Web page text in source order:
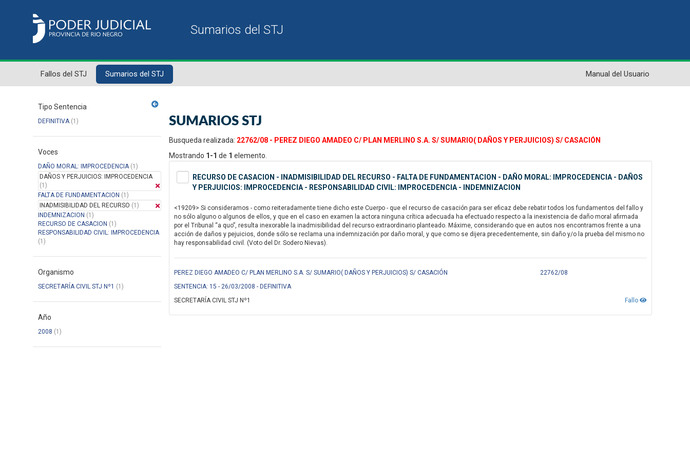
Fallos del STJ Sumarios del STJ Manual del Usuario
Tipo Sentencia
DEFINITIVA(1)
Voces
DAÑO MORAL: IMPROCEDENCIA(1)
DAÑOS Y PERJUICIOS: IMPROCEDENCIA
(1)
FALTA DE FUNDAMENTACION (1)
INADMISIBILIDAD DEL RECURSO (1)
INDEMNIZACION (1)
RECURSO DE CASACION (1)
RESPONSABILIDAD CIVIL: IMPROCEDENCIA
(1)
Organismo
SECRETARÍA CIVIL STJ Nº1 (1)
Año
2008 (1)
SUMARIOS STJ
Busqueda realizada: 22762/08 - PEREZ DIEGO AMADEO C/ PLAN MERLINO S.A. S/ SUMARIO( DAÑOS Y PERJUICIOS) S/ CASACIÓN
Mostrando 1-1 de 1 elemento.
RECURSO DE CASACION - INADMISIBILIDAD DEL RECURSO - FALTA DE FUNDAMENTACION - DAÑO MORAL: IMPROCEDENCIA - DAÑOS
Y PERJUICIOS: IMPROCEDENCIA - RESPONSABILIDAD CIVIL: IMPROCEDENCIA - INDEMNIZACION
<19209> Si consideramos - como reiteradamente tiene dicho este Cuerpo - que el recurso de casación para ser eficaz debe rebatir todos los fundamentos del fallo y
no sólo alguno o algunos de ellos, y que en el caso en examen la actora ninguna crítica adecuada ha efectuado respecto a la inexistencia de daño moral afirmada
por el Tribunal “a quo”, resulta inexorable la inadmisibilidad del recurso extraordinario planteado. Máxime, considerando que en autos nos encontramos frente a una
acción de daños y pejuicios, donde sólo se reclama una indemnización por daño moral, y que como se dijera precedentemente, sin daño y/o la prueba del mismo no
hay responsabilidad civil. (Voto del Dr. Sodero Nievas).
PEREZ DIEGO AMADEO C/ PLAN MERLINO S.A. S/ SUMARIO( DAÑOS Y PERJUICIOS) S/ CASACIÓN
22762/08
SENTENCIA: 15 - 26/03/2008 - DEFINITIVA
Fallo
SECRETARÍA CIVIL STJ Nº1